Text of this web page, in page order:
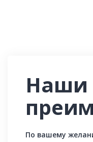
Наши
По вашему